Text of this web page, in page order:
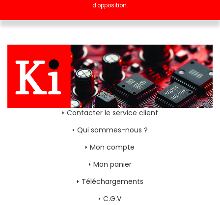
d'opposition.
Contacter le service client
Qui sommes-nous ?
Mon compte
Mon panier
Téléchargements
C.G.V